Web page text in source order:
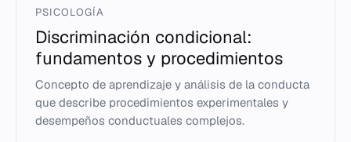
PSICOLOGÍA
Discriminación condicional:
fundamentos y procedimientos
Concepto de aprendizaje y análisis de la conducta
que describe procedimientos experimentales y
desempeños conductuales complejos.